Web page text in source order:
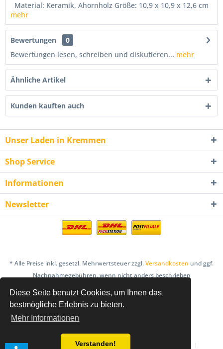
Diese Seite benutzt Cookies, um Ihnen das
bestmögliche Erlebnis zu bieten.
Mehr Informationen
Verstanden!
Material: Keramik, Ahornholz Größe: 10,9 x 10,9 x 12,6 cm
mehr
Bewertungen
0
Bewertungen lesen, schreiben und diskutieren... mehr
Ähnliche Artikel
Kunden kauften auch
Unser Laden in Kremmen
Shop Service
Informationen
Newsletter
* Alle Preise inkl. gesetzl. Mehrwertsteuer zzgl.Versandkosten und ggf.
Nachnahmegebühren, wenn nicht anders beschrieben
AGB Bestellung & Zahlung
Datenschutz
Informationen zur Online-Streitbeilegung